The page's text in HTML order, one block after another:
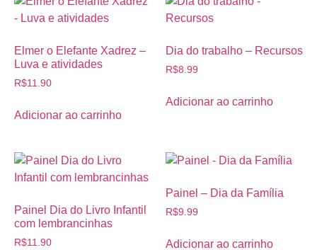
Elmer o Elefante Xadrez –
Luva e atividades
R$11.90
Adicionar ao carrinho
Dia do trabalho – Recursos
R$8.99
Adicionar ao carrinho
Painel Dia do Livro Infantil
com lembrancinhas
R$11.90
Painel – Dia da Família
R$9.99
Adicionar ao carrinho